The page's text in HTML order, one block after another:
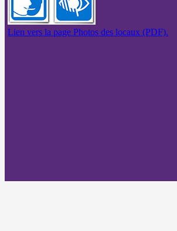
Lien vers la page Photos des locaux (PDF).